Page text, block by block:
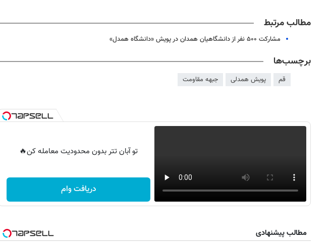
مطالب مرتبط
مشارکت ۵۰۰ نفر از دانشگاهیان همدان در پویش «دانشگاه همدل»
برچسب‌ها
قم پویش همدلی جبهه مقاومت
تو آبان تتر بدون محدودیت معامله کن🔥
دریافت وام
مطالب پیشنهادی
روزنامه‌های صبح پنج‌شنبه ۱۵ مرداد ۱۴۰۵ روزنامه‌های ورزشی پنج‌شنبه ۱۵ مرداد ۱۴۰۵